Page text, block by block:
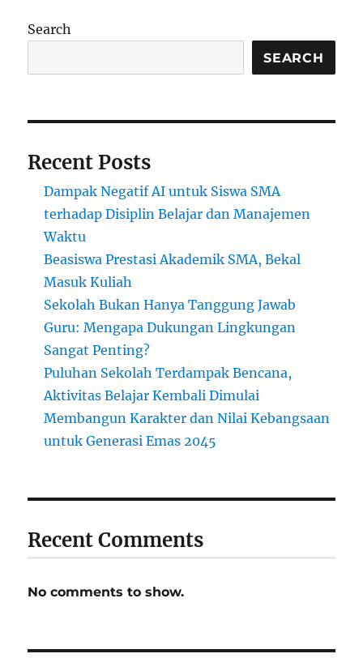
dan
yang
Depan
Search
SEARCH
Recent Posts
Dampak Negatif AI untuk Siswa SMA
terhadap Disiplin Belajar dan Manajemen
Waktu
Beasiswa Prestasi Akademik SMA, Bekal
Masuk Kuliah
Sekolah Bukan Hanya Tanggung Jawab
Guru: Mengapa Dukungan Lingkungan
Sangat Penting?
Puluhan Sekolah Terdampak Bencana,
Aktivitas Belajar Kembali Dimulai
Membangun Karakter dan Nilai Kebangsaan
untuk Generasi Emas 2045
Recent Comments
No comments to show.